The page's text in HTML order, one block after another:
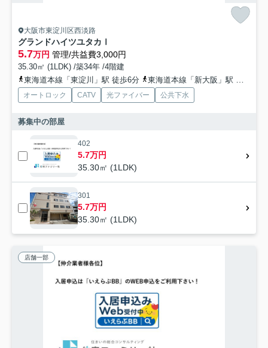
大阪市東淀川区西淡路
グランドハイツユタカⅠ
5.7万円 管理/共益費3,000円
35.30㎡ (1LDK) /築34年 /4階建
東海道本線「東淀川」駅 徒歩6分
東海道本線「新大阪」駅 徒歩12分
オートロック CATV 光ファイバー 公共下水
募集中の部屋
402
5.7万円
35.30㎡ (1LDK)
301
5.7万円
35.30㎡ (1LDK)
店舗一部